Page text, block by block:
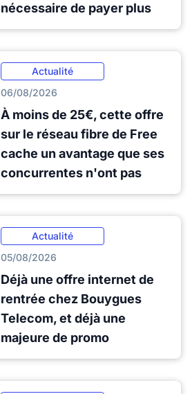
nécessaire de payer plus
Actualité
06/08/2026
À moins de 25€, cette offre
sur le réseau fibre de Free
cache un avantage que ses
concurrentes n'ont pas
Actualité
05/08/2026
Déjà une offre internet de
rentrée chez Bouygues
Telecom, et déjà une
majeure de promo